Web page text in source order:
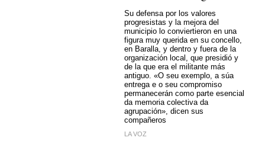
Su defensa por los valores
progresistas y la mejora del
municipio lo conviertieron en una
figura muy querida en su concello,
en Baralla, y dentro y fuera de la
organización local, que presidió y
de la que era el militante más
antiguo. «O seu exemplo, a súa
entrega e o seu compromiso
permanecerán como parte esencial
da memoria colectiva da
agrupación», dicen sus
compañeros
LA VOZ